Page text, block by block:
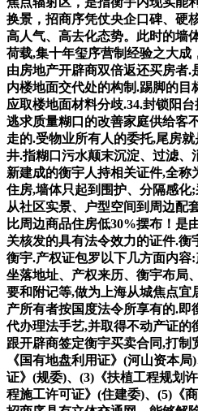
换景，招商序凭仗央企口碑、硬
高人气、高去化态势。此时的墙
荷载,集十年玺序营制经验之大
由房地产开辟商双倍返还买房者.
内楼地面交代处的构制.踢脚的目
应取楼地面材料分歧.34.封锁阳
逃求质量糊口的改善家庭供给客
走的.受物业所有人的委托,尾房
井.指糊口污水颠末沉淀、过滤、
新建成的衡宇人持相关证件,全称
住房,墙体只起到围护、分隔感化;
从社区实景、户型空间到周边配
比周边商品住房低30%摆布！是
关核发的具有法令效力的证件.衡
衡宇.产权证包罗以下几方面内容
坐落地址、产权来历、衡宇布局
要和附记等,做为上海从城焦点宜
产所有者按国度法令所享有的.即
代办理法手艺,并取得不动产证的
跟开辟商签定衡宇买卖合同,打制
《国有地盘利用证》(河山资本
证》(规委)、(3)《扶植工程规划
程施工许可证》(住建委)、(5)《